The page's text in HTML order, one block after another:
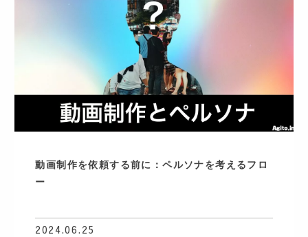
CONTACT
動画制作を依頼する前に：ペルソナを考えるフロ
ー
2024.06.25